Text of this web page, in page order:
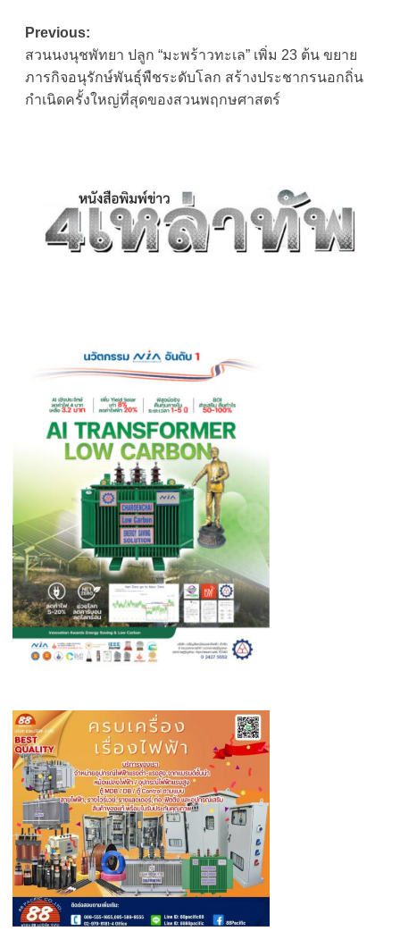
Post
navigation
Previous:
สวนนงนุชพัทยา ปลูก “มะพร้าวทะเล” เพิ่ม 23 ต้น ขยาย
ภารกิจอนุรักษ์พันธุ์พืชระดับโลก สร้างประชากรนอกถิ่น
กำเนิดครั้งใหญ่ที่สุดของสวนพฤกษศาสตร์